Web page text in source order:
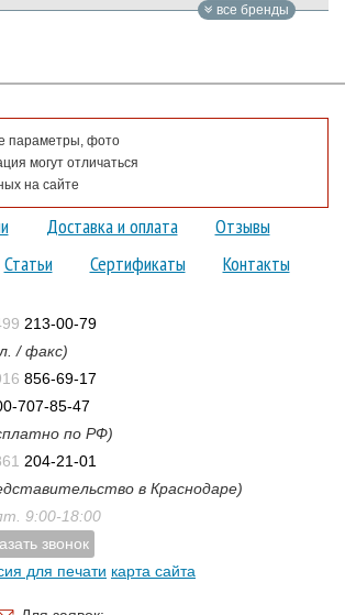
все бренды
параметры, фото
могут отличаться
на сайте
Доставка и оплата
Отзывы
Статьи Сертификаты Контакты
213-00-79
/ факс)
856-69-17
707-85-47
по РФ)
204-21-01
в Краснодаре)
9:00-18:00
звонок
для печати карта сайта